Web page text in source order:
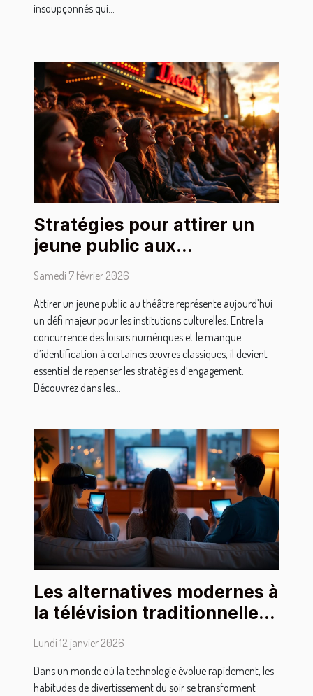
insoupçonnés qui...
Stratégies pour attirer un
jeune public aux
représentations théâtrales
Samedi 7 février 2026
Attirer un jeune public au théâtre représente aujourd’hui
un défi majeur pour les institutions culturelles. Entre la
concurrence des loisirs numériques et le manque
d’identification à certaines œuvres classiques, il devient
essentiel de repenser les stratégies d’engagement.
Découvrez dans les...
Les alternatives modernes à
la télévision traditionnelle
pour les soirées
Lundi 12 janvier 2026
Dans un monde où la technologie évolue rapidement, les
habitudes de divertissement du soir se transforment